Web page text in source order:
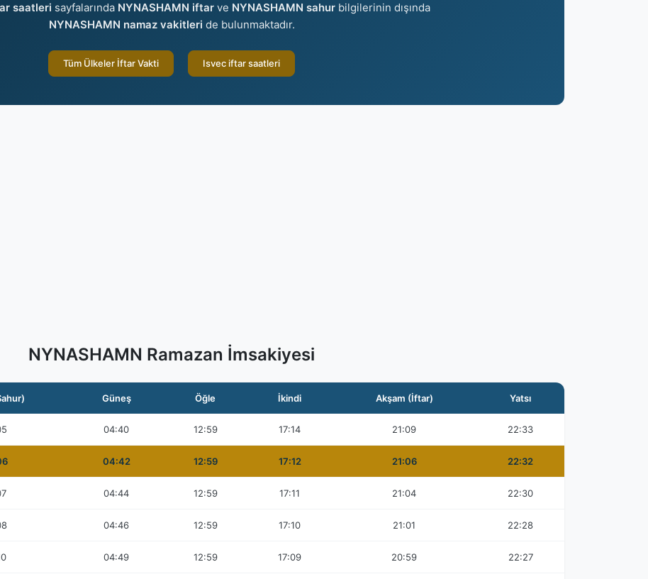
saatleri sayfalarında NYNASHAMN iftarve NYNASHAMN sahurbilgilerinin dışında
NYNASHAMN namaz vakitleri de bulunmaktadır.
Tüm Ülkeler İftar Vakti Isvec iftar saatleri
NYNASHAMN Ramazan İmsakiyesi
Güneş Öğle İkindi Akşam (İftar) Yatsı
04:40 12:59 17:14 21:09 22:33
04:42 12:59 17:12 21:06 22:32
04:44 12:59 17:11 21:04 22:30
04:46 12:59 17:10 21:01 22:28
04:49 12:59 17:09 20:59 22:27